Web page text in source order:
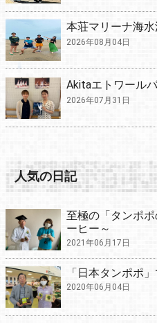
本荘マリーナ海
2026年08月04日
Akitaエトワール
2026年07月31日
人気の日記
至極の「タンポ
ーヒー～
2021年06月17日
「日本タンポポ
2020年06月04日